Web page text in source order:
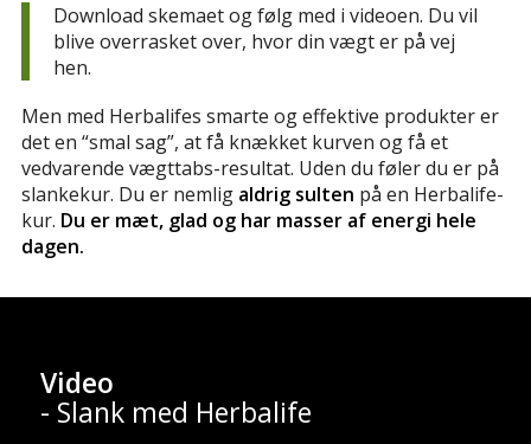
Download skemaet og følg med i videoen. Du vil
blive overrasket over, hvor din vægt er på vej
hen.
Men med Herbalifes smarte og effektive produkter er
det en “smal sag”, at få knækket kurven og få et
vedvarende vægttabs-resultat. Uden du føler du er på
slankekur. Du er nemlig aldrig sulten på en Herbalife-
kur. Du er mæt, glad og har masser af energi hele
dagen.
Video
- Slank med Herbalife